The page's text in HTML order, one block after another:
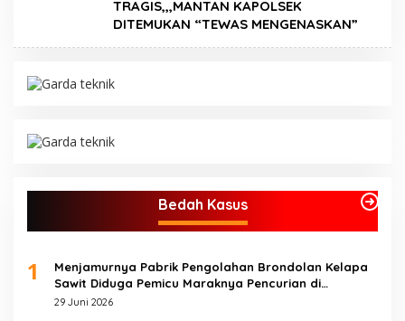
TRAGIS,,,MANTAN KAPOLSEK
DITEMUKAN “TEWAS MENGENASKAN”
Bedah Kasus
1
Menjamurnya Pabrik Pengolahan Brondolan Kelapa
Sawit Diduga Pemicu Maraknya Pencurian di
Perkebunan Perusahaan Maupun Perorangan
29 Juni 2026